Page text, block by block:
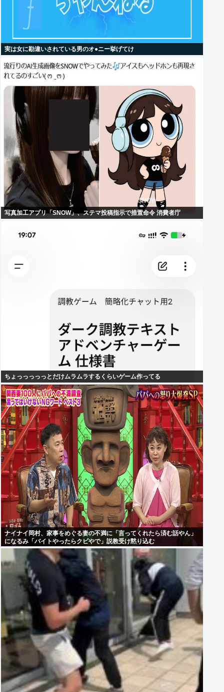
実は女に勘違いされている男のオ●ニー挙げてけ
写真加工アプリ「SNOW」、ステマ投稿指示で措置命令 消費者庁
ちょっっっっっとだけムラムラするくらいゲーム作ってる
ナイナイ岡村、家事をめぐる妻の不満に「言ってくれたら済む話やん」
になるみ「バイトやったらクビやで」説教受け黙り込む